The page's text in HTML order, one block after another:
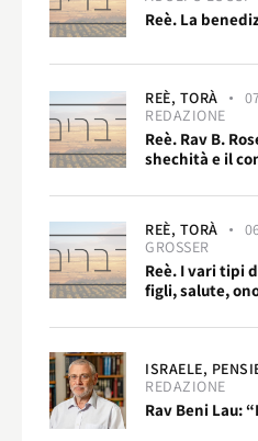
Reè. La
REÈ, TORÀ
REDAZIONE
Reè. Rav B.
shechità e il
REÈ, TORÀ
GROSSER
Reè. I vari tipi
figli, salute,
ISRAELE,
REDAZIONE
Rav Beni Lau: